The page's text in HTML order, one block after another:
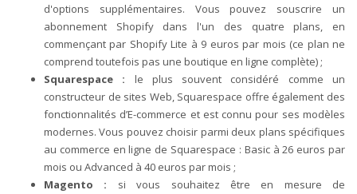
d'options supplémentaires. Vous pouvez souscrire un
abonnement Shopify dans l'un des quatre plans, en
commençant par Shopify Lite à 9 euros par mois (ce plan ne
comprend toutefois pas une boutique en ligne complète) ;
Squarespace : le plus souvent considéré comme un
constructeur de sites Web, Squarespace offre également des
fonctionnalités d’E-commerce et est connu pour ses modèles
modernes. Vous pouvez choisir parmi deux plans spécifiques
au commerce en ligne de Squarespace : Basic à 26 euros par
mois ou Advanced à 40 euros par mois ;
Magento : si vous souhaitez être en mesure de